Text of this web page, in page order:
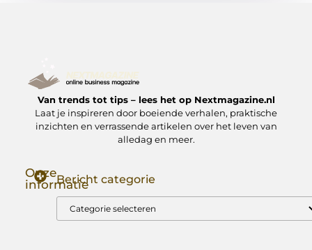
Van trends tot tips – lees het op Nextmagazine.nl
Laat je inspireren door boeiende verhalen, praktische
inzichten en verrassende artikelen over het leven van
alledag en meer.
Onze
informatieBericht categorie